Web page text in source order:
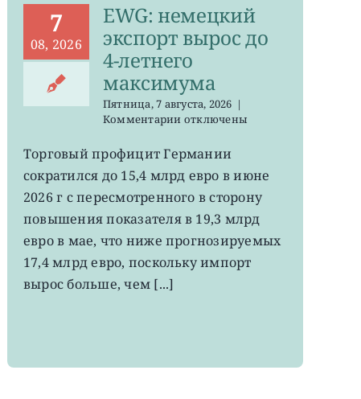
7
08, 2026
EWG: немецкий
экспорт вырос до
4-летнего
максимума
Пятница, 7 августа, 2026 |
Комментариик
EWG:
немецкий
экспорт
вырос
4-
летнего
отключены
Торговый профицит Германии
сократился до 15,4 млрд евро в июне
2026 г с пересмотренного в сторону
повышения показателя в 19,3 млрд
евро в мае, что ниже прогнозируемых
17,4 млрд евро, поскольку импорт
вырос больше, чем [...]